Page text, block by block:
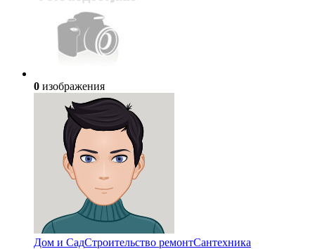
0 изображения
Дом и СадСтроительство ремонтСантехника